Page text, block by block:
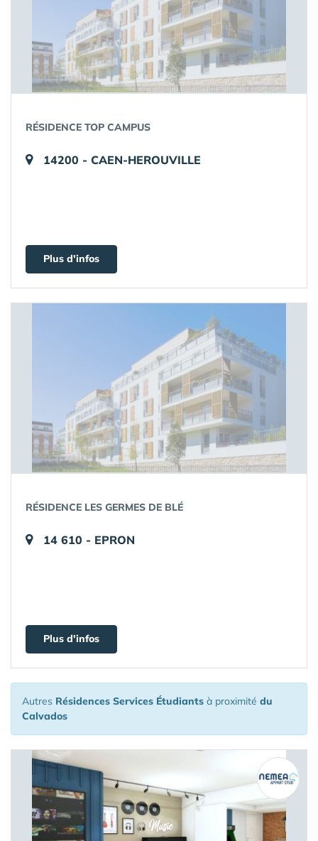
RÉSIDENCE TOP CAMPUS
14200 - CAEN-HEROUVILLE
Plus d'infos
RÉSIDENCE LES GERMES DE BLÉ
14 610 - EPRON
Plus d'infos
Autres Résidences Services Étudiants à proximité du
Calvados